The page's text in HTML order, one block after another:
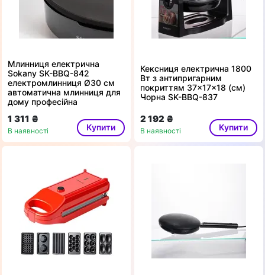
Млинниця електрична
Sokany SK-BBQ-842
електромлинниця Ø30 см
автоматична млинниця для
дому професійна
1 311 ₴
В наявності Купити
Кексниця електрична 1800
Вт з антипригарним
покриттям 37×17×18 (см)
Чорна SK-BBQ-837
2 192 ₴
В наявності Купити